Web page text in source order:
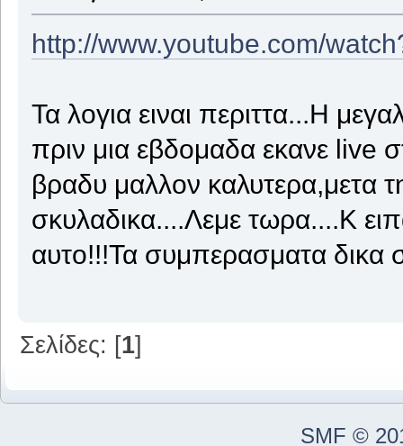
http://www.youtube.com/
Τα λογια ειναι περιττα...Η
πριν μια εβδομαδα εκανε live
βραδυ μαλλον καλυτερα,μετα
σκυλαδικα....Λεμε τωρα....Κ
αυτο!!!Τα συμπερασματα δικα
Σελίδες: [1]
SMF ©